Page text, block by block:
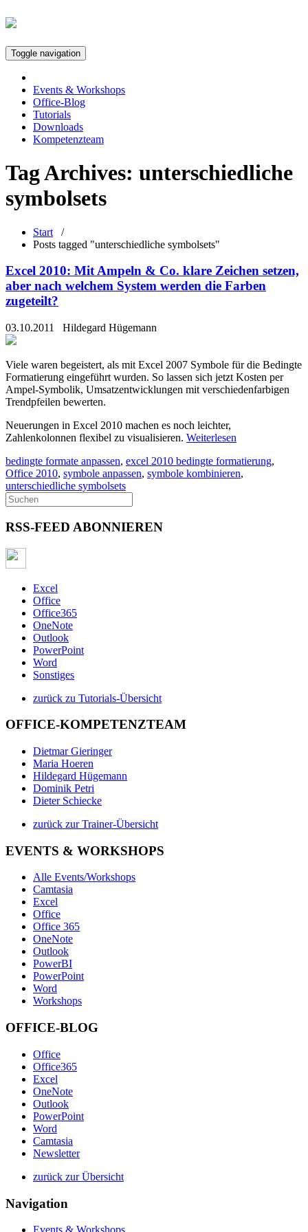
Toggle navigation
Events & Workshops
Office-Blog
Tutorials
Downloads
Kompetenzteam
Tag Archives: unterschiedliche
symbolsets
Start /
Posts tagged "unterschiedliche symbolsets"
Excel 2010: Mit Ampeln & Co. klare Zeichen setzen,
aber nach welchem System werden die Farben
zugeteilt?
03.10.2011 Hildegard Hügemann
Viele waren begeistert, als mit Excel 2007 Symbole für die Bedingte
Formatierung eingeführt wurden. So lassen sich jetzt Kosten per
Ampel-Symbolik, Umsatzentwicklungen mit verschiedenfarbigen
Trendpfeilen bewerten.
Neuerungen in Excel 2010 machen es noch leichter,
Zahlenkolonnen flexibel zu visualisieren. Weiterlesen
bedingte formate anpassen, excel 2010 bedingte formatierung,
Office 2010, symbole anpassen, symbole kombinieren,
unterschiedliche symbolsets
RSS-FEED ABONNIEREN
Excel
Office
Office365
OneNote
Outlook
PowerPoint
Word
Sonstiges
zurück zu Tutorials-Übersicht
OFFICE-KOMPETENZTEAM
Dietmar Gieringer
Maria Hoeren
Hildegard Hügemann
Dominik Petri
Dieter Schiecke
zurück zur Trainer-Übersicht
EVENTS & WORKSHOPS
Alle Events/Workshops
Camtasia
Excel
Office
Office 365
OneNote
Outlook
PowerBI
PowerPoint
Word
Workshops
OFFICE-BLOG
Office
Office365
Excel
OneNote
Outlook
PowerPoint
Word
Camtasia
Newsletter
zurück zur Übersicht
Navigation